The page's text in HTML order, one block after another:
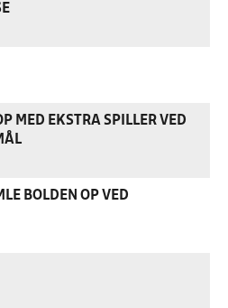
MED EKSTRA SPILLER VED
BOLDEN OP VED